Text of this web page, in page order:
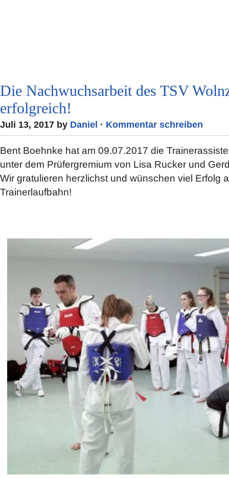
Die Nachwuchsarbeit des TSV
erfolgreich!
Juli 13, 2017 by Daniel · Kommentar schreiben
Bent Boehnke hat am 09.07.2017 die
unter dem Prüfergremium von Lisa Rucker und
Wir gratulieren herzlichst und wünschen viel Erfolg
Trainerlaufbahn!